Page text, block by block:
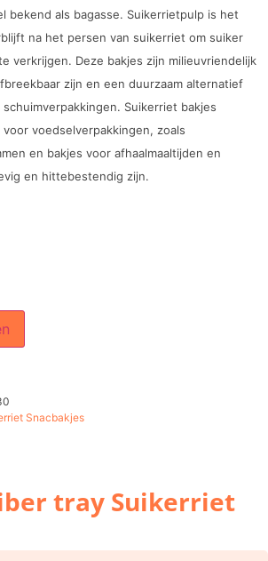
bekend als bagasse. Suikerrietpulp is het
na het persen van suikerriet om suiker
verkrijgen. Deze bakjes zijn milieuvriendelijk
zijn en een duurzaam alternatief
Suikerriet bakjes
voedselverpakkingen, zoals
en bakjes voor afhaalmaaltijden en
en hittebestendig zijn.
Snacbakjes
tray Suikerriet